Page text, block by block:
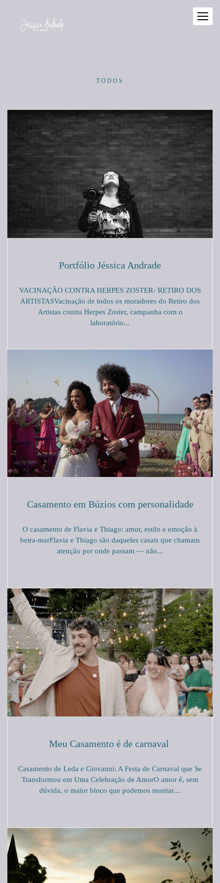
TODOS
Portfólio Jéssica Andrade
VACINAÇÃO CONTRA HERPES ZOSTER- RETIRO DOS
ARTISTASVacinação de todos os moradores do Retiro dos
Artistas contra Herpes Zoster, campanha com o
laboratório...
Casamento em Búzios com personalidade
O casamento de Flavia e Thiago: amor, estilo e emoção à
beira-marFlavia e Thiago são daqueles casais que chamam
atenção por onde passam — não...
Meu Casamento é de carnaval
Casamento de Leda e Giovanni: A Festa de Carnaval que Se
Transformou em Uma Celebração de AmorO amor é, sem
dúvida, o maior bloco que podemos montar....